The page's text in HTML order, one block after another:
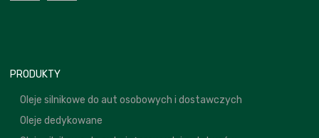
PRODUKTY
Oleje silnikowe do aut osobowych i dostawczych
Oleje dedykowane